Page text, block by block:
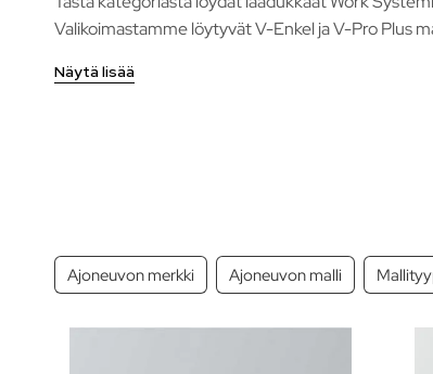
Valikoimastamme löytyvät V-Enkel ja V-Pro Plus
Näytä lisää
Ajoneuvon merkki Ajoneuvon malli